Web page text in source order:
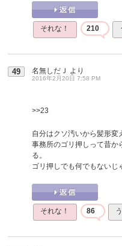
それな！ 210
49 名無しだＪ より
2016年2月20日 7:58 PM
>>23
自分はクソ汚いから髪形変
事務所のゴリ押しって昔か
る。
ゴリ押しでも何でもないじ
それな！ 86